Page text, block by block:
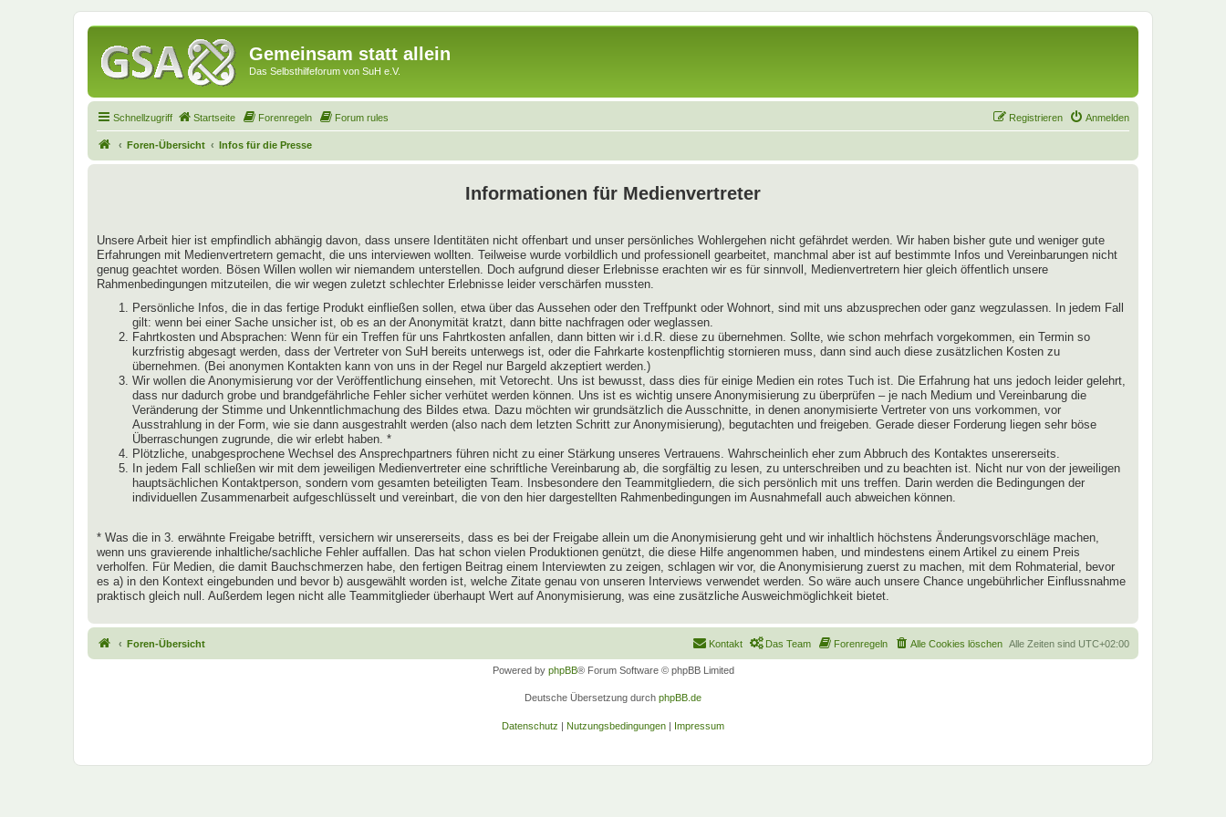
Gemeinsam statt allein
Das Selbsthilfeforum von SuH e.V.
Schnellzugriff Startseite Forenregeln Forum rules Anmelden
Registrieren
Foren-Übersicht Infos für die Presse
Informationen für Medienvertreter
Unsere Arbeit hier ist empfindlich abhängig davon, dass unsere Identitäten nicht offenbart und unser persönliches Wohlergehen nicht gefährdet werden. Wir haben bisher gute und weniger gute
Erfahrungen mit Medienvertretern gemacht, die uns interviewen wollten. Teilweise wurde vorbildlich und professionell gearbeitet, manchmal aber ist auf bestimmte Infos und Vereinbarungen nicht
genug geachtet worden. Bösen Willen wollen wir niemandem unterstellen. Doch aufgrund dieser Erlebnisse erachten wir es für sinnvoll, Medienvertretern hier gleich öffentlich unsere
Rahmenbedingungen mitzuteilen, die wir wegen zuletzt schlechter Erlebnisse leider verschärfen mussten.
Persönliche Infos, die in das fertige Produkt einfließen sollen, etwa über das Aussehen oder den Treffpunkt oder Wohnort, sind mit uns abzusprechen oder ganz wegzulassen. In jedem Fall
gilt: wenn bei einer Sache unsicher ist, ob es an der Anonymität kratzt, dann bitte nachfragen oder weglassen.
Fahrtkosten und Absprachen: Wenn für ein Treffen für uns Fahrtkosten anfallen, dann bitten wir i.d.R. diese zu übernehmen. Sollte, wie schon mehrfach vorgekommen, ein Termin so
kurzfristig abgesagt werden, dass der Vertreter von SuH bereits unterwegs ist, oder die Fahrkarte kostenpflichtig stornieren muss, dann sind auch diese zusätzlichen Kosten zu
übernehmen. (Bei anonymen Kontakten kann von uns in der Regel nur Bargeld akzeptiert werden.)
Wir wollen die Anonymisierung vor der Veröffentlichung einsehen, mit Vetorecht. Uns ist bewusst, dass dies für einige Medien ein rotes Tuch ist. Die Erfahrung hat uns jedoch leider gelehrt,
dass nur dadurch grobe und brandgefährliche Fehler sicher verhütet werden können. Uns ist es wichtig unsere Anonymisierung zu überprüfen – je nach Medium und Vereinbarung die
Veränderung der Stimme und Unkenntlichmachung des Bildes etwa. Dazu möchten wir grundsätzlich die Ausschnitte, in denen anonymisierte Vertreter von uns vorkommen, vor
Ausstrahlung in der Form, wie sie dann ausgestrahlt werden (also nach dem letzten Schritt zur Anonymisierung), begutachten und freigeben. Gerade dieser Forderung liegen sehr böse
Überraschungen zugrunde, die wir erlebt haben. *
Plötzliche, unabgesprochene Wechsel des Ansprechpartners führen nicht zu einer Stärkung unseres Vertrauens. Wahrscheinlich eher zum Abbruch des Kontaktes unsererseits.
In jedem Fall schließen wir mit dem jeweiligen Medienvertreter eine schriftliche Vereinbarung ab, die sorgfältig zu lesen, zu unterschreiben und zu beachten ist. Nicht nur von der jeweiligen
hauptsächlichen Kontaktperson, sondern vom gesamten beteiligten Team. Insbesondere den Teammitgliedern, die sich persönlich mit uns treffen. Darin werden die Bedingungen der
individuellen Zusammenarbeit aufgeschlüsselt und vereinbart, die von den hier dargestellten Rahmenbedingungen im Ausnahmefall auch abweichen können.
* Was die in 3. erwähnte Freigabe betrifft, versichern wir unsererseits, dass es bei der Freigabe allein um die Anonymisierung geht und wir inhaltlich höchstens Änderungsvorschläge machen,
wenn uns gravierende inhaltliche/sachliche Fehler auffallen. Das hat schon vielen Produktionen genützt, die diese Hilfe angenommen haben, und mindestens einem Artikel zu einem Preis
verholfen. Für Medien, die damit Bauchschmerzen habe, den fertigen Beitrag einem Interviewten zu zeigen, schlagen wir vor, die Anonymisierung zuerst zu machen, mit dem Rohmaterial, bevor
es a) in den Kontext eingebunden und bevor b) ausgewählt worden ist, welche Zitate genau von unseren Interviews verwendet werden. So wäre auch unsere Chance ungebührlicher Einflussnahme
praktisch gleich null. Außerdem legen nicht alle Teammitglieder überhaupt Wert auf Anonymisierung, was eine zusätzliche Ausweichmöglichkeit bietet.
Foren-Übersicht Alle Zeiten sind UTC+02:00
Alle Cookies löschen
Forenregeln
Das Team
Kontakt
Powered by phpBB® Forum Software © phpBB Limited
Deutsche Übersetzung durch phpBB.de
Datenschutz | Nutzungsbedingungen | Impressum